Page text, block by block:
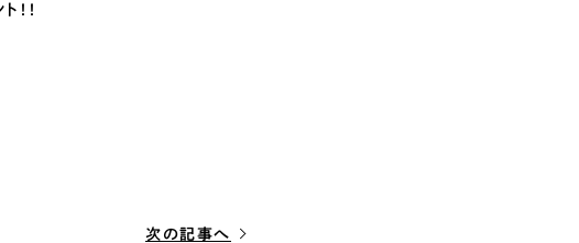
！！
次の記事へ